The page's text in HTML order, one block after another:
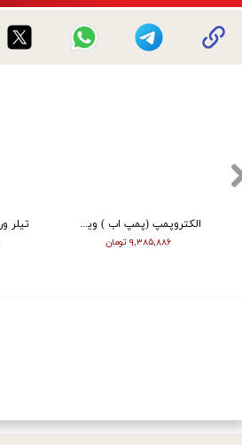
الکتروپمپ (پمپ اب ) ویگو بشقابی 0/5 اسب پروانه پلاستیک CPM130
۹,۳۸۵,۸۸۶ تومان